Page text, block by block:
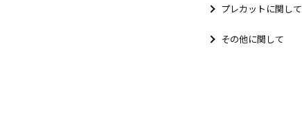
プレカットに関して
その他に関して